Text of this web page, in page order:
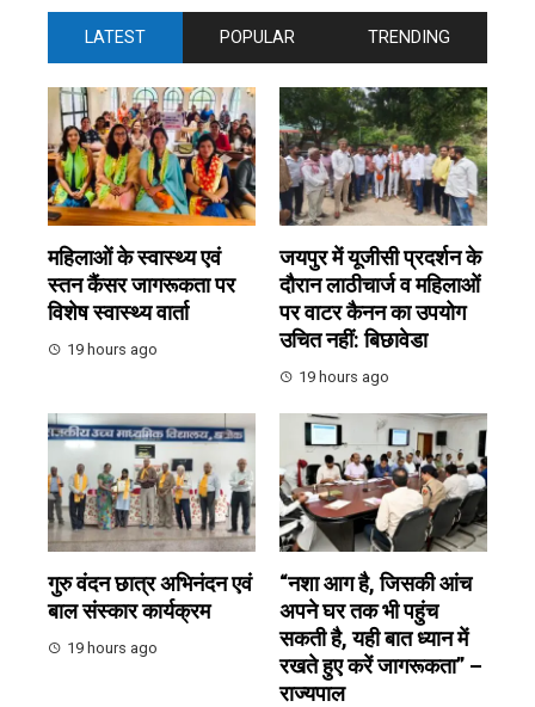
LATEST POPULAR TRENDING
महिलाओं के स्वास्थ्य एवं
स्तन कैंसर जागरूकता पर
विशेष स्वास्थ्य वार्ता
19 hours ago
जयपुर में यूजीसी प्रदर्शन के
दौरान लाठीचार्ज व महिलाओं
पर वाटर कैनन का उपयोग
उचित नहीं: बिछावेडा
19 hours ago
गुरु वंदन छात्र अभिनंदन एवं
बाल संस्कार कार्यक्रम
19 hours ago
“नशा आग है, जिसकी आंच
अपने घर तक भी पहुंच
सकती है, यही बात ध्यान में
रखते हुए करें जागरूकता” –
राज्यपाल